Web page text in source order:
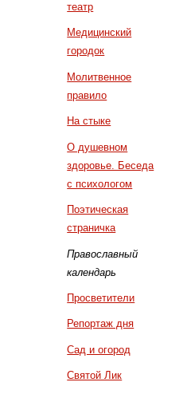
театр
Медицинский
городок
Молитвенное
правило
На стыке
О душевном
здоровье. Беседа
с психологом
Поэтическая
страничка
Православный
календарь
Просветители
Репортаж дня
Сад и огород
Святой Лик